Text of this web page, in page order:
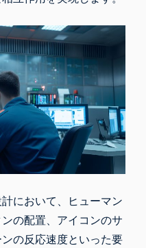
において、ヒューマン
の配置、アイコンのサ
の反応速度といった要